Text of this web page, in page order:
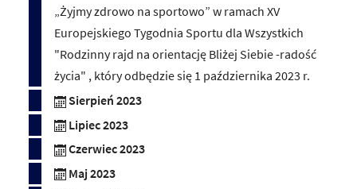
„Żyjmy zdrowo na sportowo” w ramach XV
Europejskiego Tygodnia Sportu dla Wszystkich
"Rodzinny rajd na orientację Bliżej Siebie -radość
życia" , który odbędzie się 1 października 2023 r.
Sierpień 2023
Lipiec 2023
Czerwiec 2023
Maj 2023